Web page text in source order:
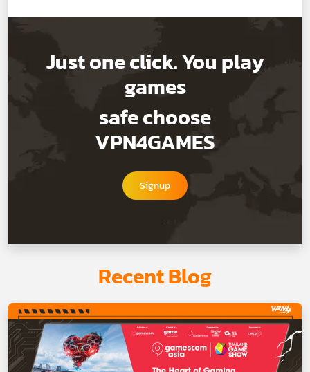
Just one click. You play
games
safe choose
VPN4GAMES
Signup
Recent Blog